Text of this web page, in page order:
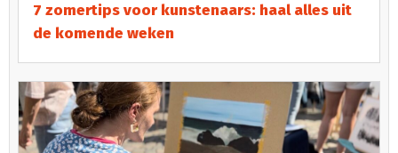
7 zomertips voor kunstenaars: haal alles uit
de komende weken